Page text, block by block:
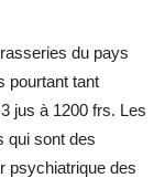
du pays
pourtant tant
jus à 1200 frs. Les
qui sont des
psychiatrique des